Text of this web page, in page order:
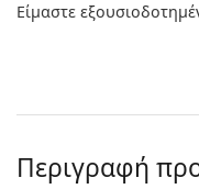
Είμαστε
Περιγραφή